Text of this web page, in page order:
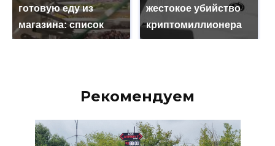
готовую еду из
магазина: список
жестокое убийство
криптомиллионера
Рекомендуем